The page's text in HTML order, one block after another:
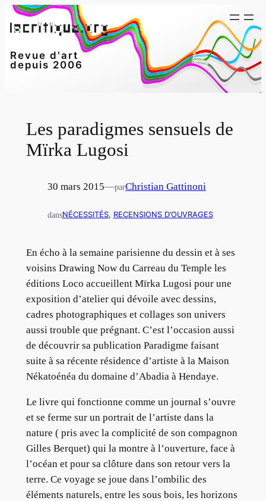
Aller
au
Revue d'art
depuis 2006
Les paradigmes sensuels de
Mïrka Lugosi
30 mars 2015—parChristian Gattinoni
dansNÉCESSITÉS, RECENSIONS D’OUVRAGES
En écho à la semaine parisienne du dessin et à ses
voisins Drawing Now du Carreau du Temple les
éditions Loco accueillent Mïrka Lugosi pour une
exposition d’atelier qui dévoile avec dessins,
cadres photographiques et collages son univers
aussi trouble que prégnant. C’est l’occasion aussi
de découvrir sa publication Paradigme faisant
suite à sa récente résidence d’artiste à la Maison
Nékatoénéa du domaine d’Abadia à Hendaye.
Le livre qui fonctionne comme un journal s’ouvre
et se ferme sur un portrait de l’artiste dans la
nature ( pris avec la complicité de son compagnon
Gilles Berquet) qui la montre à l’ouverture, face à
l’océan et pour sa clôture dans son retour vers la
terre. Ce voyage se joue dans l’ombilic des
éléments naturels, entre les sous bois, les horizons